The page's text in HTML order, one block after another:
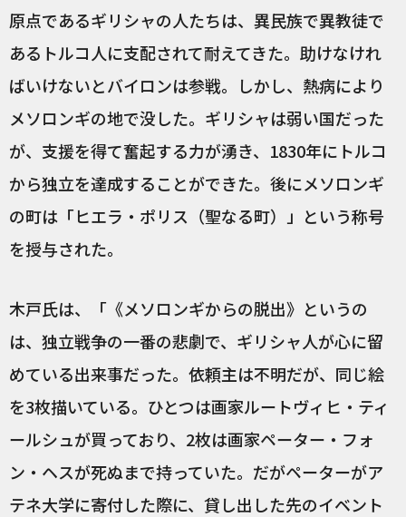
原点であるギリシャの人たちは、異民族で異教徒で
あるトルコ人に支配されて耐えてきた。助けなけれ
ばいけないとバイロンは参戦。しかし、熱病により
メソロンギの地で没した。ギリシャは弱い国だった
が、支援を得て奮起する力が湧き、1830年にトルコ
から独立を達成することができた。後にメソロンギ
の町は「ヒエラ・ポリス（聖なる町）」という称号
を授与された。
木戸氏は、「《メソロンギからの脱出》というの
は、独立戦争の一番の悲劇で、ギリシャ人が心に留
めている出来事だった。依頼主は不明だが、同じ絵
を3枚描いている。ひとつは画家ルートヴィヒ・ティ
ールシュが買っており、2枚は画家ペーター・フォ
ン・ヘスが死ぬまで持っていた。だがペーターがア
テネ大学に寄付した際に、貸し出した先のイベント